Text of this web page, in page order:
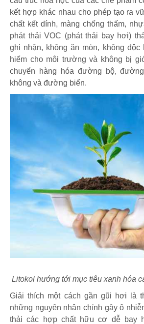
kết hợp khác nhau cho phép tạo ra
chất kết dính, màng chống thấm,
phát thải VOC (phát thải bay hơi)
ghi nhận, không ăn mòn, không độc
hiểm cho môi trường và không bị
chuyển hàng hóa đường bộ,
không và đường biển.
Litokol hướng tới mục tiêu xanh hóa
Giải thích một cách gần gũi hơi là
những nguyên nhân chính gây ô
thải các hợp chất hữu cơ dễ bay